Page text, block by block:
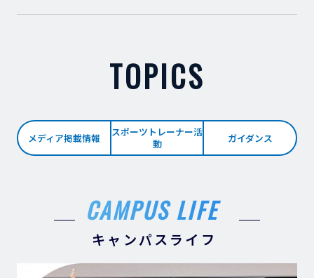
TOPICS
メディア掲載情報
スポーツトレーナー活
動
ガイダンス
CAMPUS LIFE
キャンパスライフ